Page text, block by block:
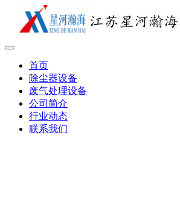
首页
除尘器设备
废气处理设备
公司简介
行业动态
联系我们